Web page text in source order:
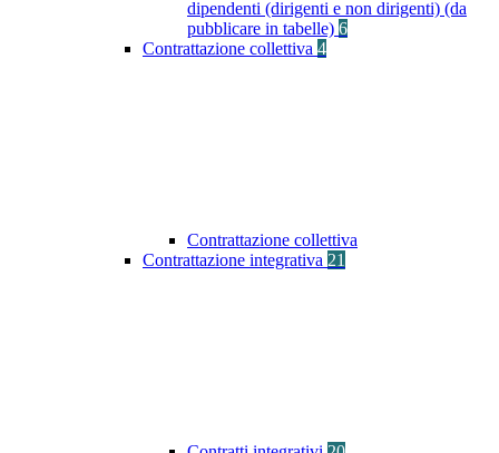
dipendenti (dirigenti e non dirigenti) (da
pubblicare in tabelle) 6
Contrattazione collettiva 4
Contrattazione collettiva
Contrattazione integrativa 21